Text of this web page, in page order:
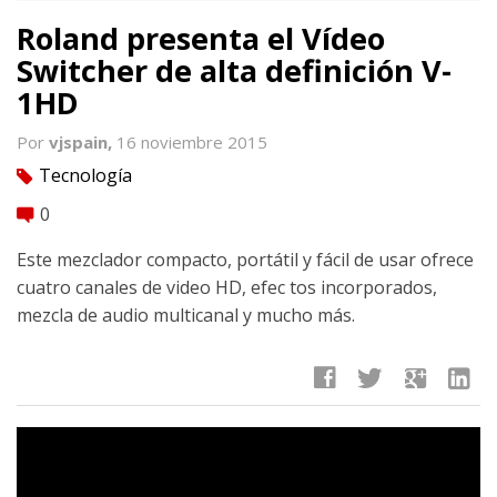
Roland presenta el Vídeo
Switcher de alta definición V-
1HD
Por vjspain, 16 noviembre 2015
tag Tecnología
comment 0
Este mezclador compacto, portátil y fácil de usar ofrece
cuatro canales de video HD, efec tos incorporados,
mezcla de audio multicanal y mucho más.
facebook twitter google linkedin